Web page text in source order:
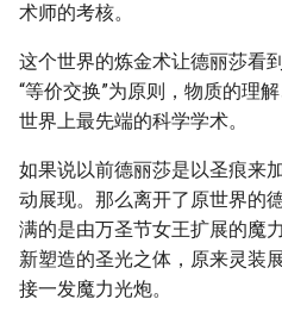
术师的考核。
这个世界的炼金术让德丽莎看
“等价交换”为原则，物质的理
世界上最先端的科学学术。
如果说以前德丽莎是以圣痕来
动展现。那么离开了原世界的
满的是由万圣节女王扩展的魔
新塑造的圣光之体，原来灵装
接一发魔力光炮。